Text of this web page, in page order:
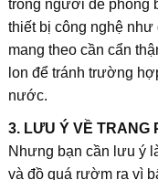
trong người đề phòng
thiết bị công nghệ như
mang theo cần cẩn
lon để tránh trường
nước.
3. LƯU Ý VỀ TRANG
Nhưng bạn cần lưu ý
và đồ quá rườm ra vì